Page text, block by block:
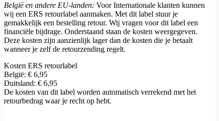
België en andere EU-landen: Voor Internationale klanten kunnen
wij een ERS retourlabel aanmaken. Met dit label stuur je
gemakkelijk een bestelling retour. Wij vragen voor dit label een
financiële bijdrage. Onderstaand staan de kosten weergegeven.
Deze kosten zijn aanzienlijk lager dan de kosten die je betaalt
wanneer je zelf de retourzending regelt.
Kosten ERS retourlabel
België: € 6,95
Duitsland: € 6,95
De kosten van dit label worden automatisch verrekend met het
retourbedrag waar je recht op hebt.